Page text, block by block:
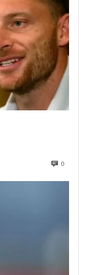
0